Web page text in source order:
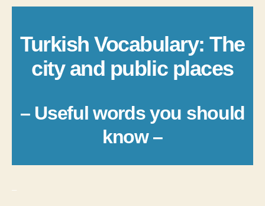
Turkish Vocabulary: The
city and public places
– Useful words you should
know –